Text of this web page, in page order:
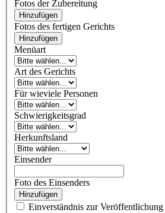
Fotos der Zubereitung
Hinzufügen
Fotos des fertigen Gerichts
Hinzufügen
Menüart
Art des Gerichts
Für wieviele Personen
Schwierigkeitsgrad
Herkunftsland
Einsender
Foto des Einsenders
Hinzufügen